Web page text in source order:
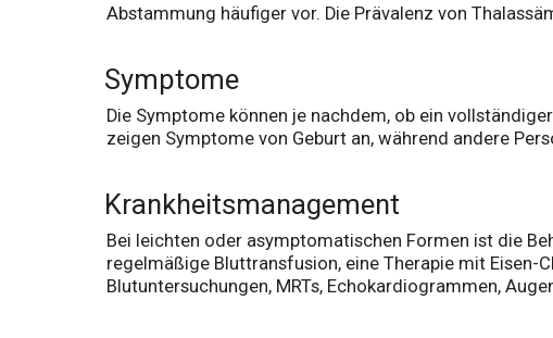
Abstammung häufiger vor. Die Prävalenz von
Symptome
Die Symptome können je nachdem, ob ein
zeigen Symptome von Geburt an, während andere
Krankheitsmanagement
Bei leichten oder asymptomatischen Formen ist die
regelmäßige Bluttransfusion, eine Therapie mit
Blutuntersuchungen, MRTs, Echokardiogrammen,